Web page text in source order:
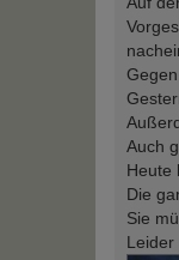
Auch
Heute
Die
Sie
Leider